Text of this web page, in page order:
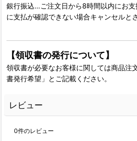
銀行振込…ご注文日から8時間以内にお
に支払が確認できない場合キャンセルと
【領収書の発行について】
領収書が必要なお客様に関しては商品注
書発行希望」とご記載ください。
レビュー
0件のレビュー